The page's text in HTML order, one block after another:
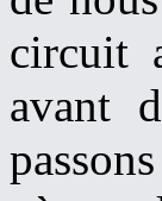
circuit
avant